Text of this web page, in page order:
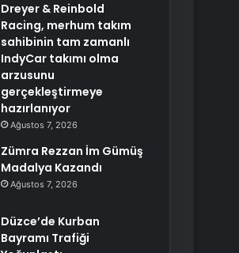
Dreyer & Reinbold
Racing, merhum takım
sahibinin tam zamanlı
IndyCar takımı olma
arzusunu
gerçekleştirmeye
hazırlanıyor
Ağustos 7, 2026
Zümra Rezzan İm Gümüş
Madalya Kazandı
Ağustos 7, 2026
Düzce’de Kurban
Bayramı Trafiği